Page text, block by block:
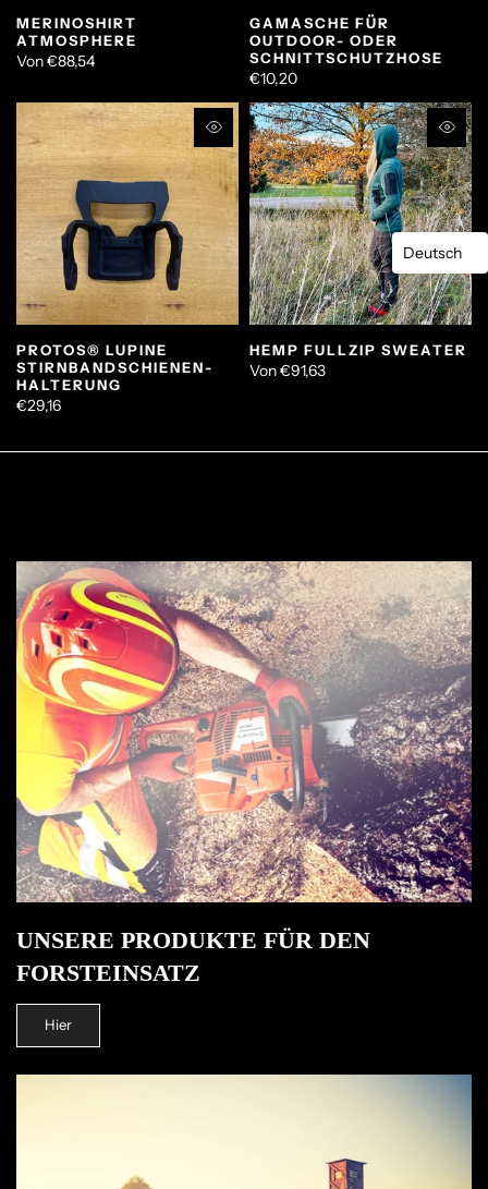
MERINOSHIRT
ATMOSPHERE
Von€88,54
GAMASCHE FÜR
OUTDOOR- ODER
SCHNITTSCHUTZHOSE
€10,20
PROTOS® LUPINE
STIRNBANDSCHIENEN-
HALTERUNG
€29,16
HEMP FULLZIP SWEATER
Von€91,63
UNSERE PRODUKTE FÜR DEN
FORSTEINSATZ
Hier
Deutsch
Melden Sie sich bei Ihrem Konto an, um Produkte zu
Ihrer Wunschliste hinzuzufügen und Ihre zuvor
gespeicherten Artikel anzuzeigen.
Login